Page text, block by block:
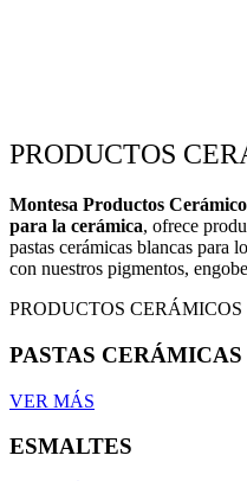
PRODUCTOS
Montesa Productos
para la cerámica, ofrece
pastas cerámicas blancas para
con nuestros pigmentos,
PRODUCTOS CERÁMICOS
PASTAS CERÁMICAS
VER MÁS
ESMALTES